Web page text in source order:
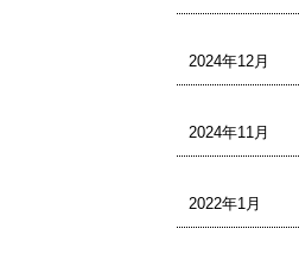
2024年12月
2024年11月
2022年1月